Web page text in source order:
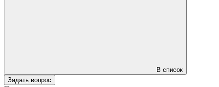
В список
Задать вопрос